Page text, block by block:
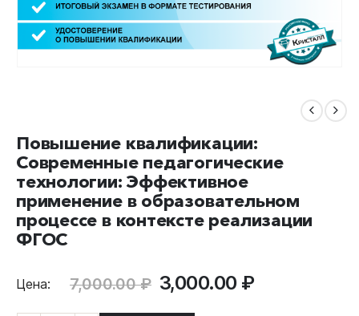
Повышение квалификации:
Современные педагогические
технологии: Эффективное
применение в образовательном
процессе в контексте реализации
ФГОС
Цена: 7,000.00₽ Первоначальная
3,000.00 ₽Текущая